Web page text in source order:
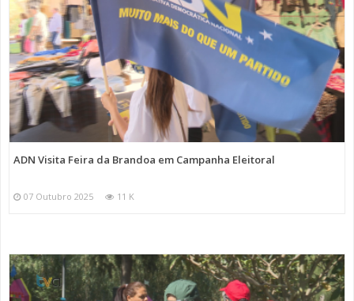
ADN Visita Feira da Brandoa em Campanha Eleitoral
07 Outubro 2025 11 K